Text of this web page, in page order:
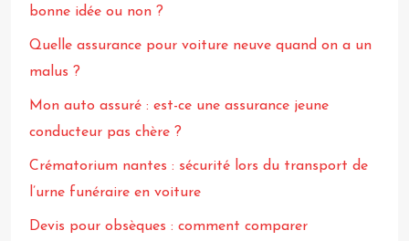
bonne idée ou non ?
Quelle assurance pour voiture neuve quand on a un
malus ?
Mon auto assuré : est-ce une assurance jeune
conducteur pas chère ?
Crématorium nantes : sécurité lors du transport de
l’urne funéraire en voiture
Devis pour obsèques : comment comparer